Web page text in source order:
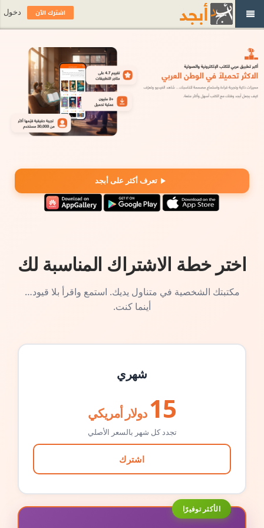
تعرف أكثر على أبجد
اختر خطة الاشتراك المناسبة لك
مكتبتك الشخصية في متناول يديك. استمع واقرأ بلا قيود…
أينما كنت.
شهري
15 دولار أمريكي
تجدد كل شهر بالسعر الأصلي
اشترك
الأكثر توفيرًا
اشترك الآن دخول